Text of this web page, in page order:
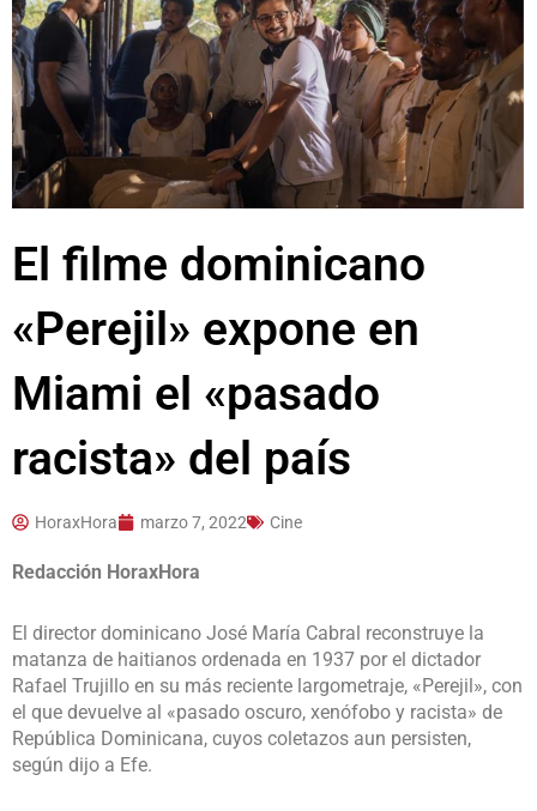
El filme dominicano
«Perejil» expone en
Miami el «pasado
racista» del país
HoraxHora marzo 7, 2022 Cine
Redacción HoraxHora
El director dominicano José María Cabral reconstruye la
matanza de haitianos ordenada en 1937 por el dictador
Rafael Trujillo en su más reciente largometraje, «Perejil», con
el que devuelve al «pasado oscuro, xenófobo y racista» de
República Dominicana, cuyos coletazos aun persisten,
según dijo a Efe.